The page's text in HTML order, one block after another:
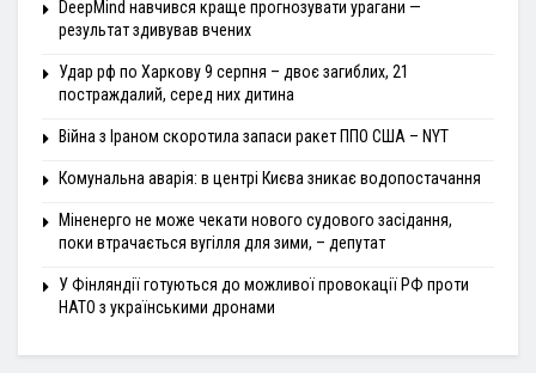
DeepMind навчився краще прогнозувати урагани —
результат здивував вчених
Удар рф по Харкову 9 серпня – двоє загиблих, 21
постраждалий, серед них дитина
Війна з Іраном скоротила запаси ракет ППО США – NYT
Комунальна аварія: в центрі Києва зникає водопостачання
Міненерго не може чекати нового судового засідання,
поки втрачається вугілля для зими, – депутат
У Фінляндії готуються до можливої провокації РФ проти
НАТО з українськими дронами